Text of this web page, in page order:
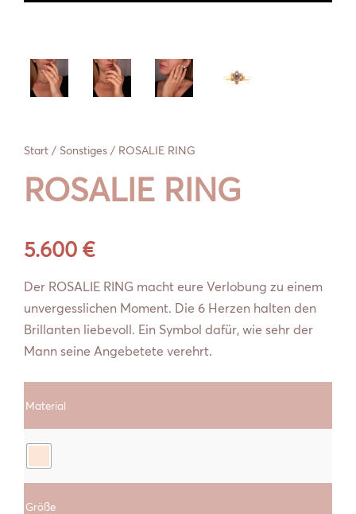
Start / Sonstiges / ROSALIE RING
ROSALIE RING
5.600 €
Der ROSALIE RING macht eure Verlobung zu einem
unvergesslichen Moment. Die 6 Herzen halten den
Brillanten liebevoll. Ein Symbol dafür, wie sehr der
Mann seine Angebetete verehrt.
Material
Größe